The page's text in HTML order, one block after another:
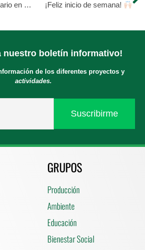
¿Quieres Ser Voluntario en HDM?
¡Feliz inicio de semana!
nuestro boletín informativo!
de los diferentes proyectos y
actividades.
GRUPOS
Producción
Ambiente
Educación
Bienestar Social